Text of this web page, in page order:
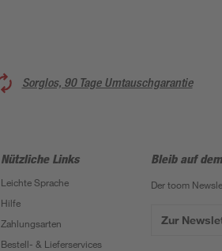
Sorglos, 90 Tage Umtauschgarantie
Nützliche Links
Leichte Sprache
Hilfe
Zahlungsarten
Bestell- & Lieferservices
Bleib auf
Der toom
Zur